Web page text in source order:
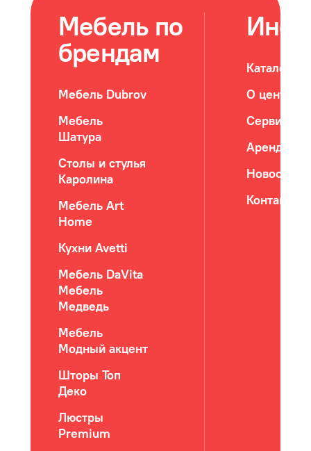
Мебель по
брендам
Мебель Dubrov
Мебель
Шатура
Столы и стулья
Каролина
Мебель Art
Home
Кухни Avetti
Мебель DaVita
Мебель
Медведь
Мебель
Модный акцент
Шторы Топ
Деко
Люстры
Premium
Каталог
О центре
Сервис
Новости
Контакты